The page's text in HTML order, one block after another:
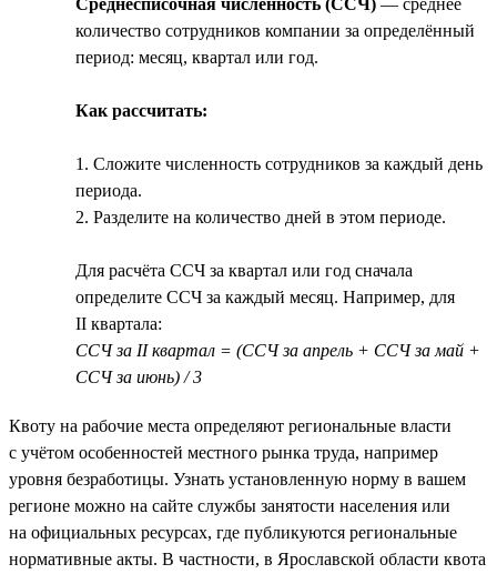
количество сотрудников компании за определённый
период: месяц, квартал или год.
Как рассчитать:
1. Сложите численность сотрудников за каждый день
периода.
2. Разделите на количество дней в этом периоде.
Для расчёта ССЧ за квартал или год сначала
определите ССЧ за каждый месяц. Например, для
II квартала:
ССЧ за II квартал = (ССЧ за апрель + ССЧ за май +
ССЧ за июнь) / 3
Квоту на рабочие места определяют региональные власти
с учётом особенностей местного рынка труда, например
уровня безработицы. Узнать установленную норму в вашем
регионе можно на сайте службы занятости населения или
на официальных ресурсах, где публикуются региональные
нормативные акты. В частности, в Ярославской области квота